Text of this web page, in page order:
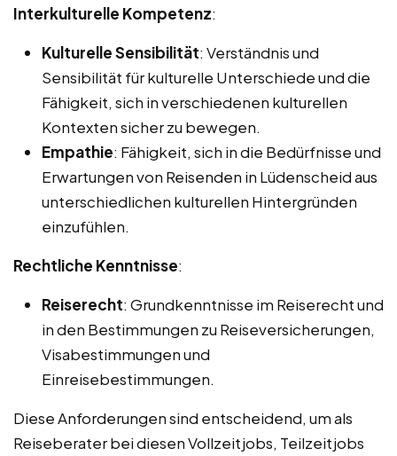
Interkulturelle Kompetenz:
Kulturelle Sensibilität: Verständnis und
Sensibilität für kulturelle Unterschiede und die
Fähigkeit, sich in verschiedenen kulturellen
Kontexten sicher zu bewegen.
Empathie: Fähigkeit, sich in die Bedürfnisse und
Erwartungen von Reisenden in Lüdenscheid aus
unterschiedlichen kulturellen Hintergründen
einzufühlen.
Rechtliche Kenntnisse:
Reiserecht: Grundkenntnisse im Reiserecht und
in den Bestimmungen zu Reiseversicherungen,
Visabestimmungen und
Einreisebestimmungen.
Diese Anforderungen sind entscheidend, um als
Reiseberater bei diesen Vollzeitjobs, Teilzeitjobs